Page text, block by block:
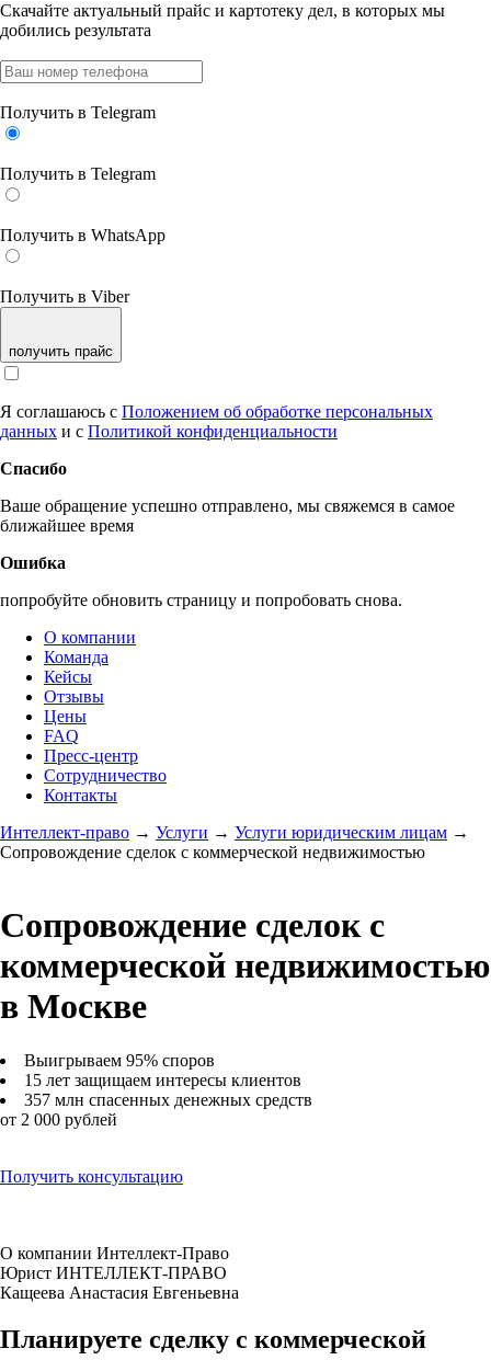
Скачайте актуальный прайс и картотеку дел, в которых мы
добились результата
Получить в Telegram
Получить в Telegram
Получить в WhatsApp
Получить в Viber
получить прайс
Я соглашаюсь с Положением об обработке персональных
данных и с Политикой конфиденциальности
Спасибо
Ваше обращение успешно отправлено, мы свяжемся в самое
ближайшее время
Ошибка
попробуйте обновить страницу и попробовать снова.
О компании
Команда
Кейсы
Отзывы
Цены
FAQ
Пресс-центр
Сотрудничество
Контакты
Интеллект-право → Услуги → Услуги юридическим лицам →
Сопровождение сделок с коммерческой недвижимостью
Сопровождение сделок с
коммерческой недвижимостью
в Москве
Выигрываем 95% споров
15 лет защищаем интересы клиентов
357 млн спасенных денежных средств
от 2 000 рублей
Получить консультацию
О компании Интеллект-Право
Юрист ИНТЕЛЛЕКТ-ПРАВО
Кащеева Анастасия Евгеньевна
Планируете сделку с коммерческой